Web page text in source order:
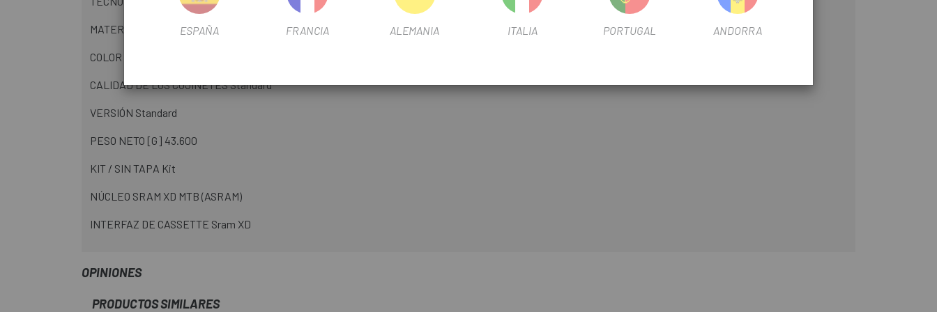
MATERIAL Aluminum
COLOR Black
CALIDAD DE LOS COJINETES Standard
VERSIÓN Standard
PESO NETO [G] 43.600
KIT / SIN TAPA Kit
NÚCLEO SRAM XD MTB (ASRAM)
INTERFAZ DE CASSETTE Sram XD
OPINIONES
PRODUCTOS SIMILARES
ESPAÑA FRANCIA ALEMANIA ITALIA PORTUGAL ANDORRA